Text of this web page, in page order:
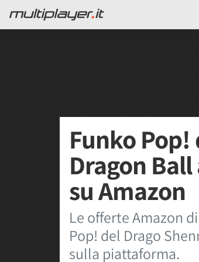
Funko
Dragon
su Amazon
Le offerte Amazon
Pop! del Drago
sulla piattaforma.